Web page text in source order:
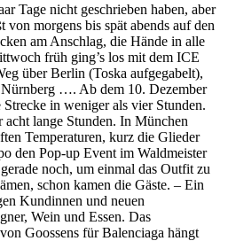
Tage nicht geschrieben haben, aber
morgens bis spät abends auf den
am Anschlag, die Hände in alle
früh ging’s los mit dem ICE
über Berlin (Toska aufgegabelt),
Nürnberg …. Ab dem 10. Dezember
in weniger als vier Stunden.
acht lange Stunden. In München
Temperaturen, kurz die Glieder
den Pop-up Event im Waldmeister
noch, um einmal das Outfit zu
schon kamen die Gäste. – Ein
Kundinnen und neuen
Wein und Essen. Das
Goossens für Balenciaga hängt